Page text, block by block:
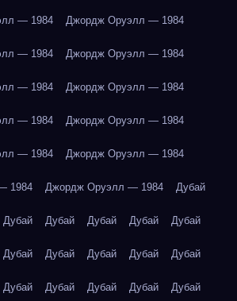
— 1984 Джордж Оруэлл — 1984
— 1984 Джордж Оруэлл — 1984
— 1984 Джордж Оруэлл — 1984
— 1984 Джордж Оруэлл — 1984
— 1984 Джордж Оруэлл — 1984
1984 Джордж Оруэлл — 1984 Дубай
Дубай Дубай Дубай Дубай Дубай
Дубай Дубай Дубай Дубай Дубай
Дубай Дубай Дубай Дубай Дубай